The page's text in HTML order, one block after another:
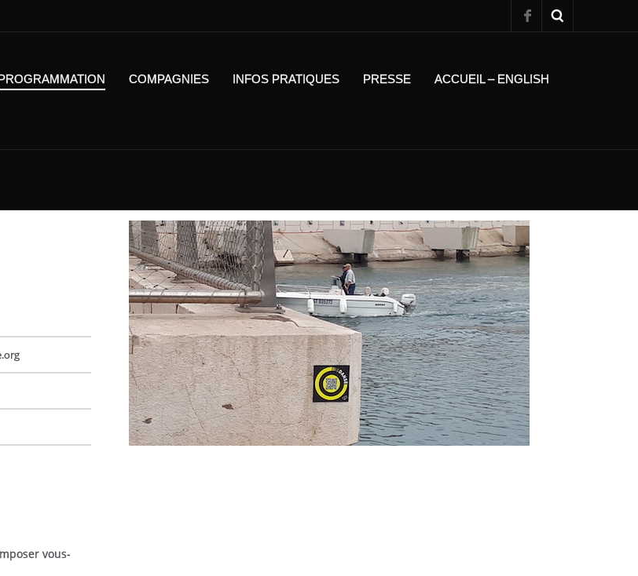
COMPAGNIES INFOS PRATIQUES PRESSE
ACCUEIL – ENGLISH
vous-